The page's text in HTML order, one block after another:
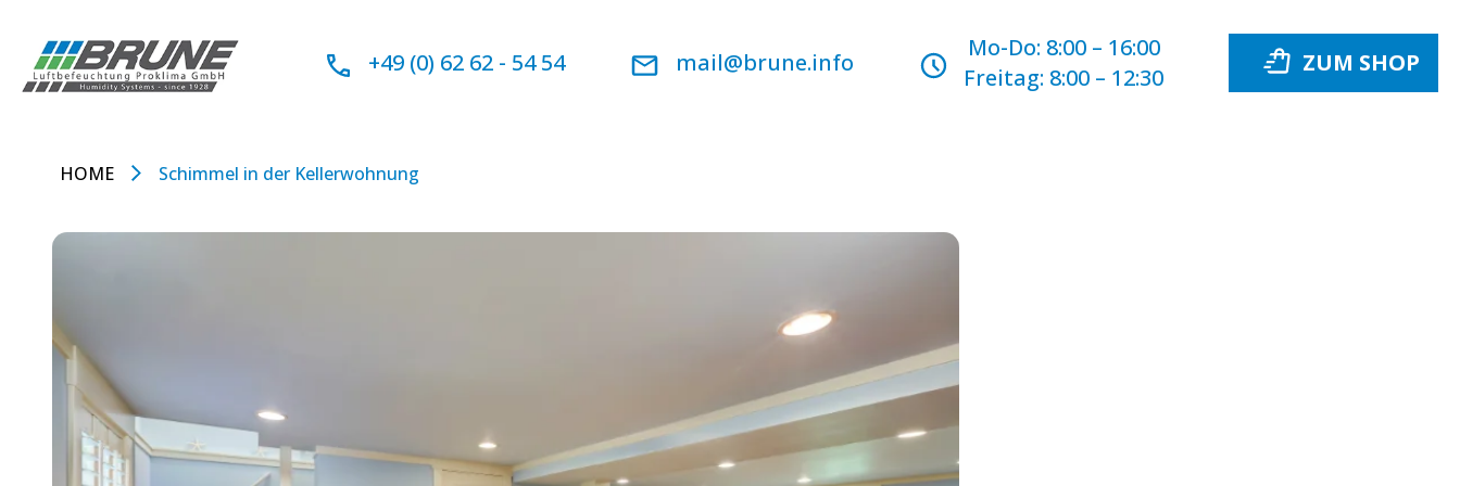
Inhalt
springen
+49 (0) 62 62 - 54 54
Mo-Do: 8:00 – 16:00
Freitag: 8:00 – 12:30
mail@brune.info
HOME Schimmel in der Kellerwohnung